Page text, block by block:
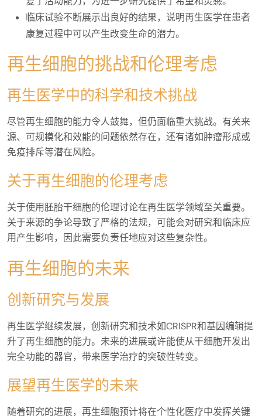
临床试验不断展示出良好的结果，说明再生医学在患者
康复过程中可以产生改变生命的潜力。
再生细胞的挑战和伦理考虑
再生医学中的科学和技术挑战
尽管再生细胞的能力令人鼓舞，但仍面临重大挑战。有关来
源、可规模化和效能的问题依然存在，还有诸如肿瘤形成或
免疫排斥等潜在风险。
关于再生细胞的伦理考虑
关于使用胚胎干细胞的伦理讨论在再生医学领域至关重要。
关于来源的争论导致了严格的法规，可能会对研究和临床应
用产生影响，因此需要负责任地应对这些复杂性。
再生细胞的未来
创新研究与发展
再生医学继续发展，创新研究和技术如CRISPR和基因编辑提
升了再生细胞的能力。未来的进展或许能使从干细胞开发出
完全功能的器官，带来医学治疗的突破性转变。
展望再生医学的未来
随着研究的进展，再生细胞预计将在个性化医疗中发挥关键